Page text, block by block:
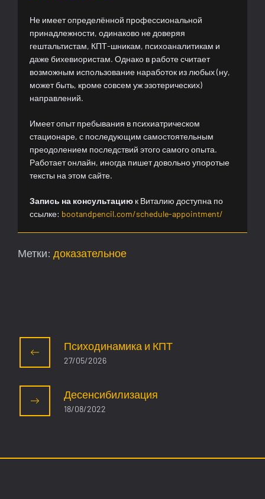
Не имеет определённой профессиональной
принадлежности, одинаково не доверяя
гештальтистам, КПТ-шникам, психоаналитикам и
даже бихевиористам. Однако в работе считает
возможным использование наработок из любых (ну,
может быть, кроме совсем уж эзотерических)
направлений.
Имеет опыт пребывания в психиатрическом
стационаре, с последующим самостоятельным
преодолением последствий этого самого опыта.
Работает онлайн, иногда пишет довольно упоротые
тексты на этом сайте.
Запись на консультацию к Виталию доступна по
ссылке: bootandpencil.com/schedule-appointment/
Метки: доказательное
Психодинамика и КПТ
27/05/2026
Десенсибилизация
18/08/2022